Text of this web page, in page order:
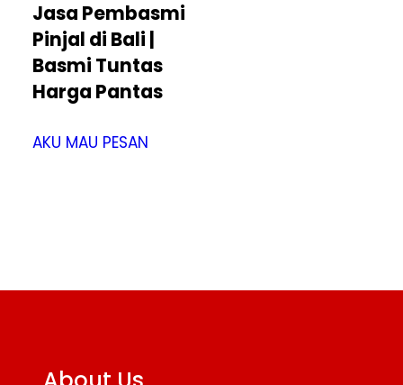
Jasa Pembasmi
Pinjal di Bali |
Basmi Tuntas
Harga Pantas
AKU MAU PESAN